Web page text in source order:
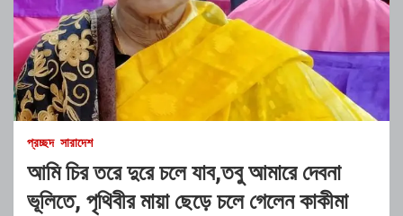
প্রচ্ছদ সারাদেশ
আমি চির তরে দুরে চলে যাব,তবু আমারে দেবনা
ভূলিতে, পৃথিবীর মায়া ছেড়ে চলে গেলেন কাকীমা